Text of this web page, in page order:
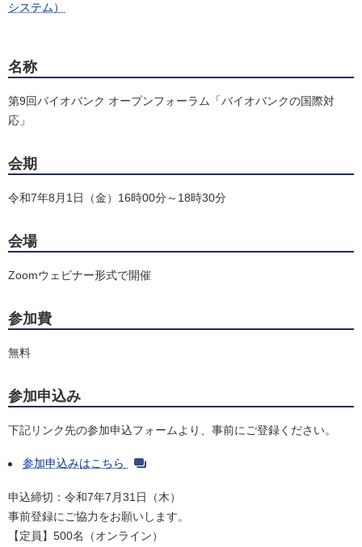
システム）
名称
第9回バイオバンク オープンフォーラム「バイオバンクの国際対
応」
会期
令和7年8月1日（金）16時00分～18時30分
会場
Zoomウェビナー形式で開催
参加費
無料
参加申込み
下記リンク先の参加申込フォームより、事前にご登録ください。
参加申込みはこちら
申込締切：令和7年7月31日（木）
事前登録にご協力をお願いします。
【定員】500名（オンライン）